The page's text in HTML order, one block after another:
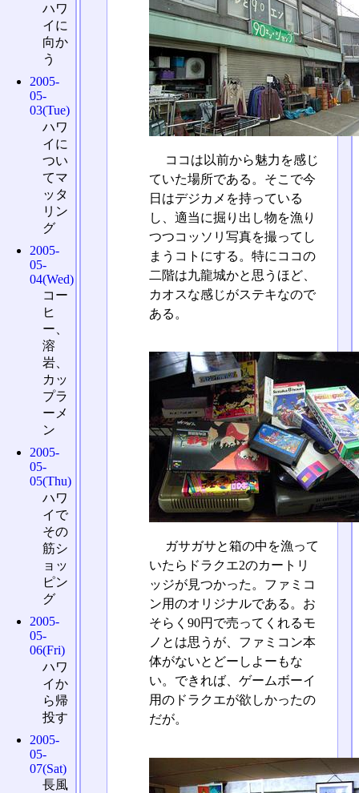
ココは以前から魅力を感じ
ていた場所である。そこで今
日はデジカメを持っている
し、適当に掘り出し物を漁り
つつコッソリ写真を撮ってし
まうコトにする。特にココの
二階は九龍城かと思うほど、
カオスな感じがステキなので
ある。
ガサガサと箱の中を漁って
いたらドラクエ2のカートリ
ッジが見つかった。ファミコ
ン用のオリジナルである。お
そらく90円で売ってくれるモ
ノとは思うが、ファミコン本
体がないとどーしよーもな
い。できれば、ゲームボーイ
用のドラクエが欲しかったの
だが。
ハワ
イに
向か
う
2005-
05-
03(Tue)
ハワ
イに
つい
てマ
ッタ
リン
グ
2005-
05-
04(Wed)
コー
ヒ
ー、
溶
岩、
カッ
プラ
ーメ
ン
2005-
05-
05(Thu)
ハワ
イで
その
筋シ
ョッ
ピン
グ
2005-
05-
06(Fri)
ハワ
イか
ら帰
投す
2005-
05-
07(Sat)
長風